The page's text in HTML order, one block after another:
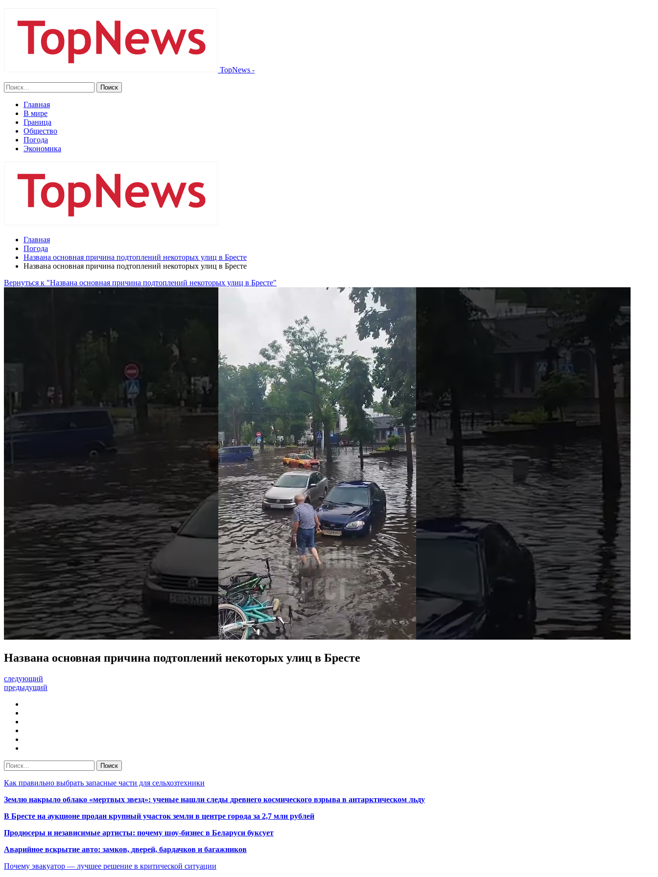
TopNews -
Главная
В мире
Граница
Общество
Погода
Экономика
Главная
Погода
Названа основная причина подтоплений некоторых улиц в Бресте
Названа основная причина подтоплений некоторых улиц в Бресте
Вернуться к "Названа основная причина подтоплений некоторых улиц в Бресте"
Названа основная причина подтоплений некоторых улиц в Бресте
следующий
предыдущий
Как правильно выбрать запасные части для сельхозтехники
Землю накрыло облако «мертвых звезд»: ученые нашли следы древнего космического взрыва в антарктическом льду
В Бресте на аукционе продан крупный участок земли в центре города за 2,7 млн рублей
Продюсеры и независимые артисты: почему шоу-бизнес в Беларуси буксует
Аварийное вскрытие авто: замков, дверей, бардачков и багажников
Почему эвакуатор — лучшее решение в критической ситуации